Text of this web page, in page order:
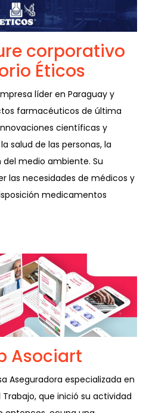
corporativo
Éticos
líder en Paraguay y
farmacéuticos de última
científicas y
salud de las personas, la
medio ambiente. Su
las necesidades de médicos y
medicamentos
Asociart
Aseguradora especializada en
que inició su actividad